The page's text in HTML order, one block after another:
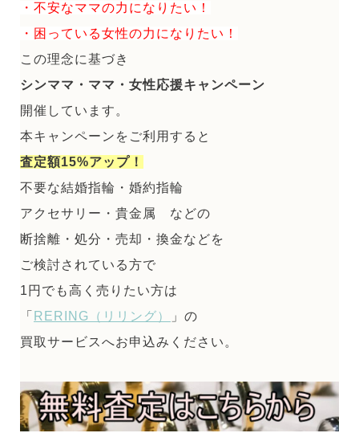
・不安なママの力になりたい！
・困っている女性の力になりたい！
この理念に基づき
シンママ・ママ・女性応援キャンペーン
開催しています。
本キャンペーンをご利用すると
査定額15%アップ！
不要な結婚指輪・婚約指輪
アクセサリー・貴金属 などの
断捨離・処分・売却・換金などを
ご検討されている方で
1円でも高く売りたい方は
「 RERING（リリング）
」の
買取サービスへお申込みください。